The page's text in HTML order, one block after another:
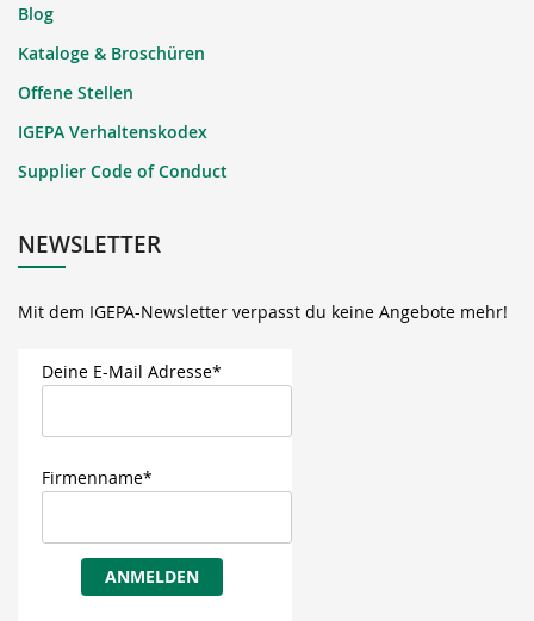
Blog
Kataloge & Broschüren
Offene Stellen
IGEPA Verhaltenskodex
Supplier Code of Conduct
NEWSLETTER
Mit dem IGEPA-Newsletter verpasst du keine Angebote mehr!
Deine E-Mail Adresse*
Firmenname*
ANMELDEN